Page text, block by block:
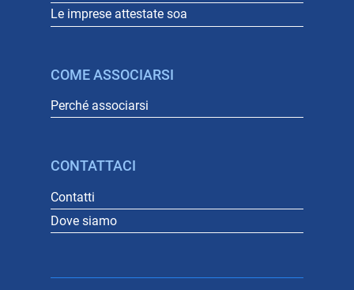
Le imprese attestate soa
COME ASSOCIARSI
Perché associarsi
CONTATTACI
Contatti
Dove siamo